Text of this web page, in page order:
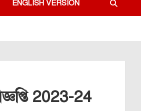
ENGLISH VERSION
2023-24